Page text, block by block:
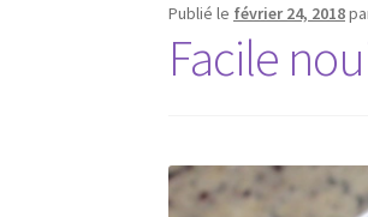
Publié le février 24, 2018
Facile